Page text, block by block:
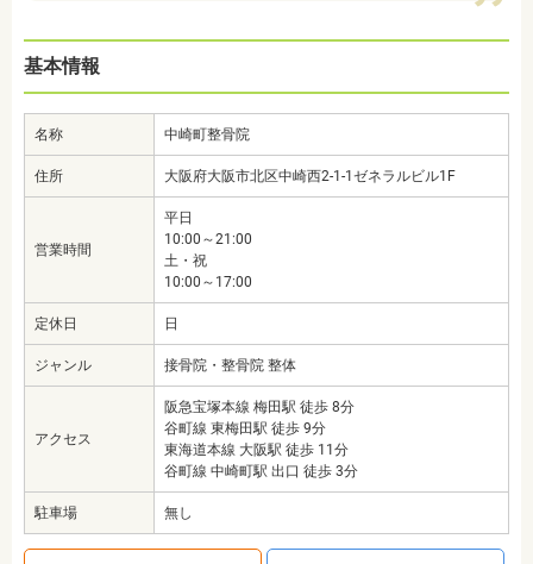
基本情報
名称 中崎町整骨院
住所 大阪府大阪市北区中崎西2-1-1ゼネラルビル1F
営業時間
平日
10:00～21:00
土・祝
10:00～17:00
定休日 日
ジャンル 接骨院・整骨院 整体
アクセス
阪急宝塚本線 梅田駅 徒歩 8分
谷町線 東梅田駅 徒歩 9分
東海道本線 大阪駅 徒歩 11分
谷町線 中崎町駅 出口 徒歩 3分
駐車場 無し